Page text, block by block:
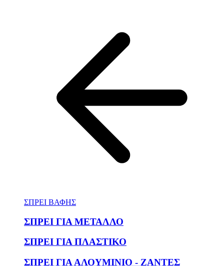
ΣΠΡΕΙ ΒΑΦΗΣ
ΣΠΡΕΙ ΓΙΑ ΜΕΤΑΛΛΟ
ΣΠΡΕΙ ΓΙΑ ΠΛΑΣΤΙΚΟ
ΣΠΡΕΙ ΓΙΑ ΑΛΟΥΜΙΝΙΟ - ΖΑΝΤΕΣ